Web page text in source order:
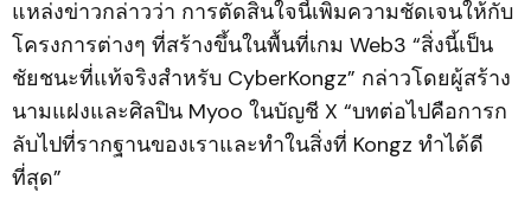
แหล่งข่าวกล่าวว่า การตัดสินใจนี้เพิ่มความชัดเจนให้กับ
โครงการต่างๆ ที่สร้างขึ้นในพื้นที่เกม Web3 “สิ่งนี้เป็น
ชัยชนะที่แท้จริงสำหรับ CyberKongz” กล่าวโดยผู้สร้าง
นามแฝงและศิลปิน Myoo ในบัญชี X “บทต่อไปคือการก
ลับไปที่รากฐานของเราและทำในสิ่งที่ Kongz ทำได้ดี
ที่สุด”